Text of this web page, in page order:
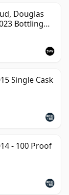
Douglas
Bottling
Single Cask
- 100 Proof